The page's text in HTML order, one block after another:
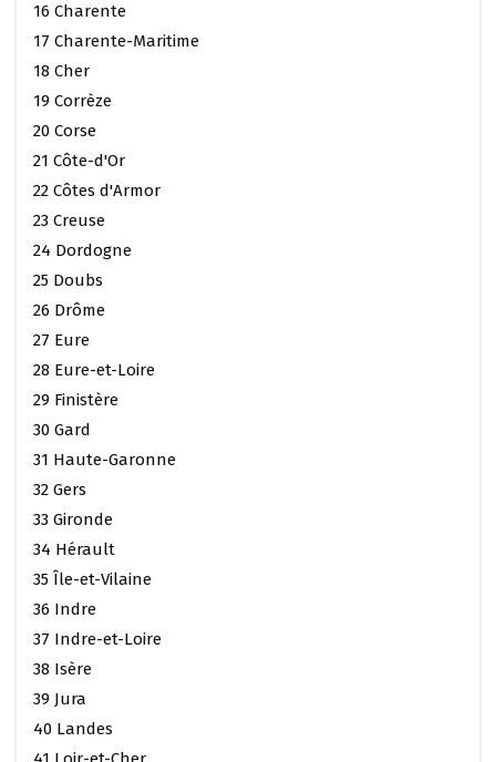
16 Charente
17 Charente-Maritime
18 Cher
19 Corrèze
20 Corse
21 Côte-d'Or
22 Côtes d'Armor
23 Creuse
24 Dordogne
25 Doubs
26 Drôme
27 Eure
28 Eure-et-Loire
29 Finistère
30 Gard
31 Haute-Garonne
32 Gers
33 Gironde
34 Hérault
35 Île-et-Vilaine
36 Indre
37 Indre-et-Loire
38 Isère
39 Jura
40 Landes